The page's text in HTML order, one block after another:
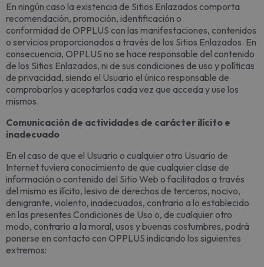
En ningún caso la existencia de Sitios Enlazados comporta
recomendación, promoción, identificación o
conformidad de OPPLUS con las manifestaciones, contenidos
o servicios proporcionados a través de los Sitios Enlazados. En
consecuencia, OPPLUS no se hace responsable del contenido
de los Sitios Enlazados, ni de sus condiciones de uso y políticas
de privacidad, siendo el Usuario el único responsable de
comprobarlos y aceptarlos cada vez que acceda y use los
mismos.
Comunicación de actividades de carácter ilícito e
inadecuado
En el caso de que el Usuario o cualquier otro Usuario de
Internet tuviera conocimiento de que cualquier clase de
información o contenido del Sitio Web o facilitados a través
del mismo es ilícito, lesivo de derechos de terceros, nocivo,
denigrante, violento, inadecuados, contrario a lo establecido
en las presentes Condiciones de Uso o, de cualquier otro
modo, contrario a la moral, usos y buenas costumbres, podrá
ponerse en contacto con OPPLUS indicando los siguientes
extremos: